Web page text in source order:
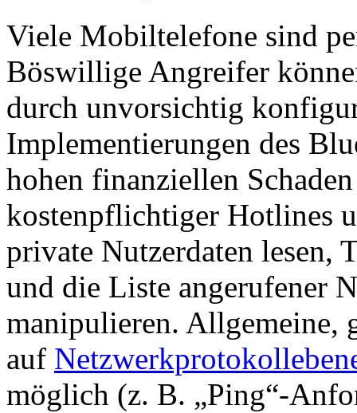
Viele Mobiltelefone sind
Böswillige Angreifer
durch unvorsichtig
Implementierungen des
hohen finanziellen
kostenpflichtiger Hotlines
private Nutzerdaten lesen,
und die Liste angerufener
manipulieren. Allgemeine,
auf
möglich (z. B. „Ping“-